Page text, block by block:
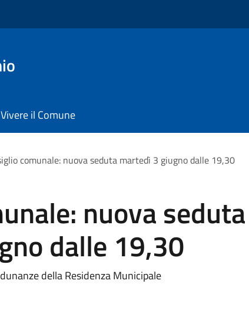
Vivere il Comune
comunale: nuova seduta martedì 3 giugno dalle 19,30
nuova seduta
dalle 19,30
della Residenza Municipale